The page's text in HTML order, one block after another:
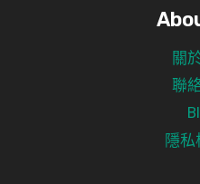
關
聯
隱私